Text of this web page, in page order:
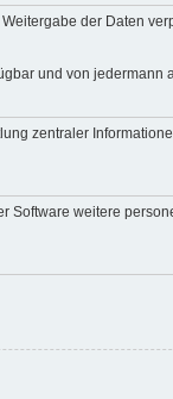
der Daten
und von jedermann
zentraler
Software weitere